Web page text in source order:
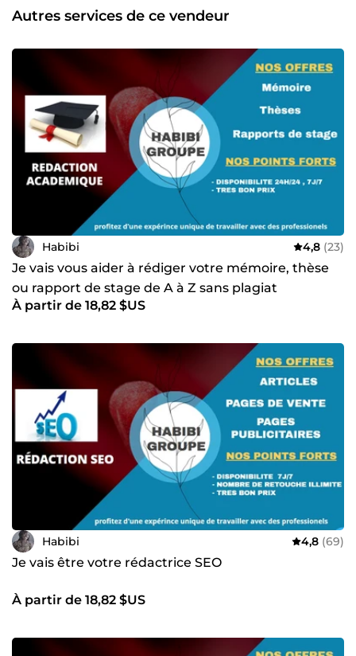
mettons un point d'honneur à respecter vos consignes de
la plus belle des manières. N'hésitez pas à nous contacter
Autres services de ce vendeur
Habibi 4,8 (23)
Je vais vous aider à rédiger votre mémoire, thèse
ou rapport de stage de A à Z sans plagiat
À partir de 18,82 $US
Habibi 4,8 (69)
Je vais être votre rédactrice SEO
À partir de 18,82 $US